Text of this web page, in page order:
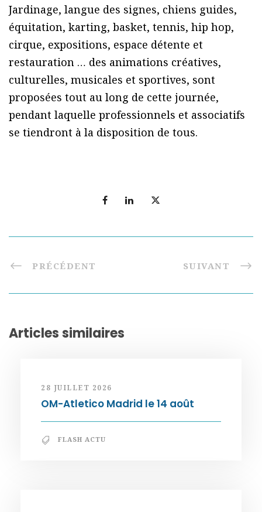
Jardinage, langue des signes, chiens guides,
équitation, karting, basket, tennis, hip hop,
cirque, expositions, espace détente et
restauration … des animations créatives,
culturelles, musicales et sportives, sont
proposées tout au long de cette journée,
pendant laquelle professionnels et associatifs
se tiendront à la disposition de tous.
PRÉCÉDENT SUIVANT
Articles similaires
28 JUILLET 2026
OM-Atletico Madrid le 14 août
FLASH ACTU